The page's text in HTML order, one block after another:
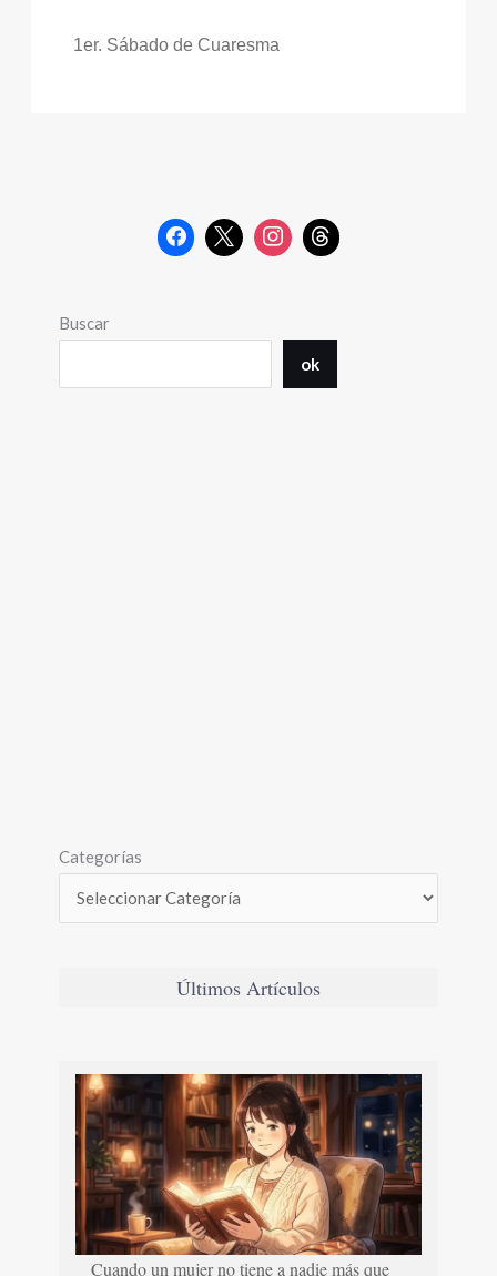
1er. Sábado de Cuaresma
Buscar
ok
Categorías
Últimos Artículos
Cuando un mujer no tiene a nadie más que